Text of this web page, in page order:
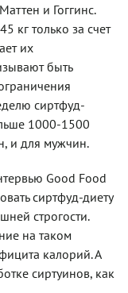
и Гоггинс.
кг только за счет
их
быть
сиртфуд-
1000-1500
и для мужчин.
Good Food
сиртфуд-диету
строгости.
на таком
калорий. А
сиртуинов, как